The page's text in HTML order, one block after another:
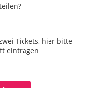
Tickets, hier bitte
eintragen